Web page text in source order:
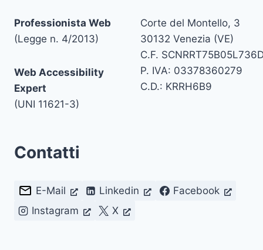
Professionista Web
(Legge n. 4/2013)
Web Accessibility
Expert
(UNI 11621-3)
Corte del Montello, 3
30132 Venezia (VE)
C.F.
P. IVA: 03378360279
C.D.: KRRH6B9
Contatti
E-Mail Linkedin
Facebook
Instagram
X